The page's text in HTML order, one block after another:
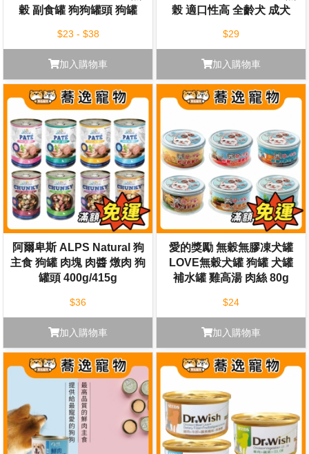
穀 副食罐 狗狗罐頭 狗罐
$23 - $38
加入購物車
榖 適口性高 全齡犬 成犬
$29
加入購物車
阿爾卑斯 ALPS Natural 狗
主食 狗罐 肉塊 肉醬 燉肉 狗
罐頭 400g/415g
$36
加入購物車
愛的獎勵 無穀無膠凍犬罐
LOVE無穀犬罐 狗罐 犬罐
補水罐 雞高湯 肉絲 80g
$24
加入購物車